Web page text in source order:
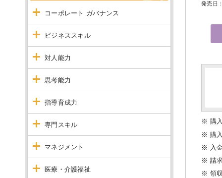
コーポレート ガバナンス
ビジネススキル
対人能力
思考能力
指導育成力
専門スキル
マネジメント
医療・介護福祉
発売日
※ 購
※ 購
※ 入
※ 請
※ 領